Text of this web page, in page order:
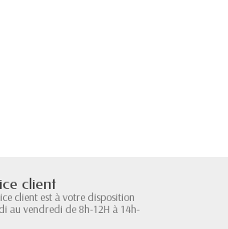
client
client est à votre disposition
au vendredi de 8h-12H à 14h-